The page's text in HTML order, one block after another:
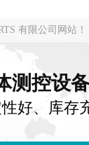
有限公司网站！
测控设
好、库存